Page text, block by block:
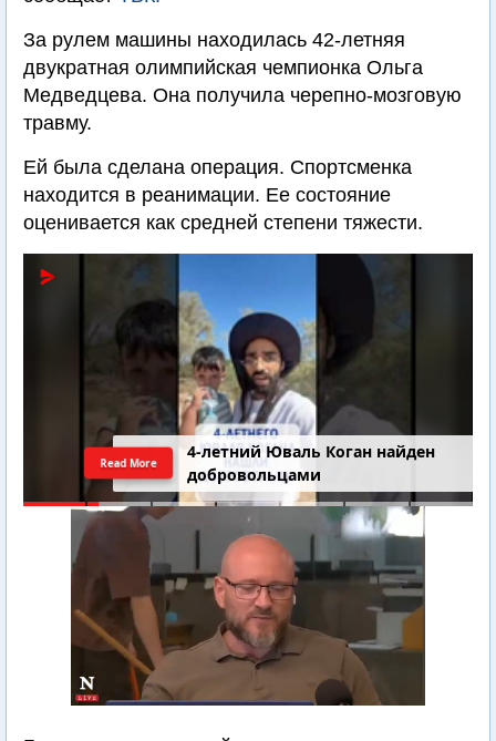
За рулем машины находилась 42-летняя
двукратная олимпийская чемпионка Ольга
Медведцева. Она получила черепно-мозговую
травму.
Ей была сделана операция. Спортсменка
находится в реанимации. Ее состояние
оценивается как средней степени тяжести.
4-летний Юваль Коган найден
добровольцами
Read More